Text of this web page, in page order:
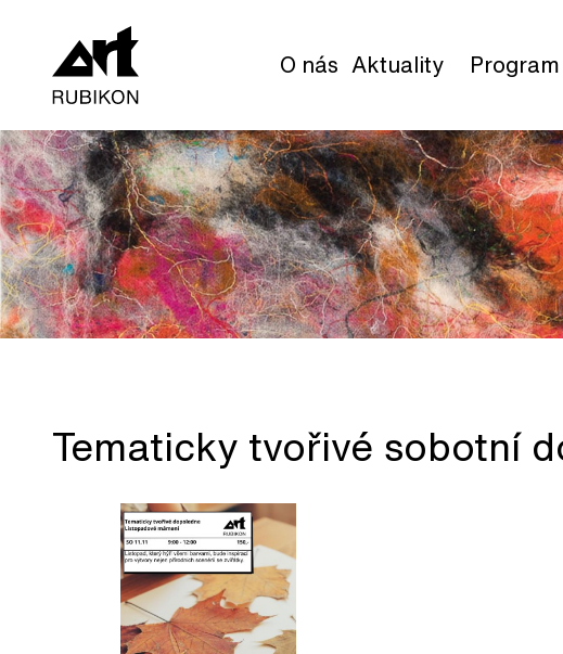
O nás Aktuality Program
Tematicky tvořivé sobotní